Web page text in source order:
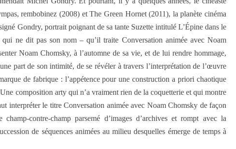
rembobinez (2008) et The Green Hornet (2011), la planète cinéma
Gondry, portrait poignant de sa tante Suzette intitulé L’Épine dans le
ne dit pas son nom – qu’il traite Conversation animée avec Noam
Noam Chomsky, à l’automne de sa vie, et de lui rendre hommage,
part de son intimité, de se révéler à travers l’interprétation de l’œuvre
de fabrique : l’appétence pour une construction a priori chaotique
composition arty qui n’a vraiment rien de la coquetterie et qui montre
interpréter le titre Conversation animée avec Noam Chomsky de façon
contre-champ parsemé d’images d’archives et rompt avec la
de séquences animées au milieu desquelles émerge de temps à